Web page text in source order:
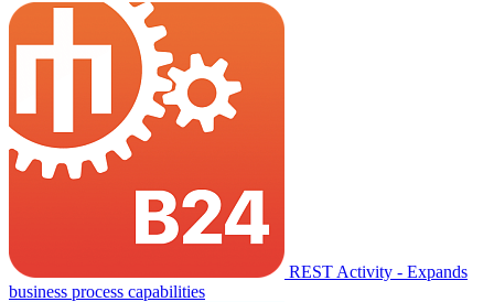
REST Activity - Expands
business process capabilities